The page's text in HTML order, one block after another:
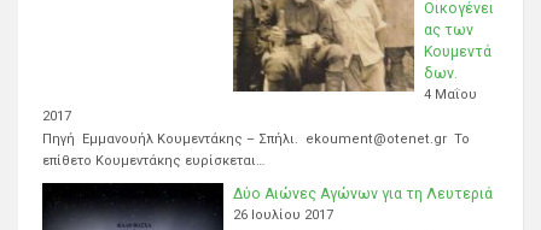
Οικογένει
ας των
Κουμεντά
δων.
4 Μαΐου
2017
Πηγή Εμμανουήλ Κουμεντάκης – Σπήλι. ekoument@otenet.gr Το
επίθετο Κουμεντάκης ευρίσκεται…
Δύο Αιώνες Αγώνων για τη Λευτεριά
26 Ιουλίου 2017